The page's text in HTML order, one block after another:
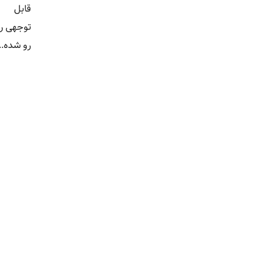
قابل
توجهی روبه
رو شده...